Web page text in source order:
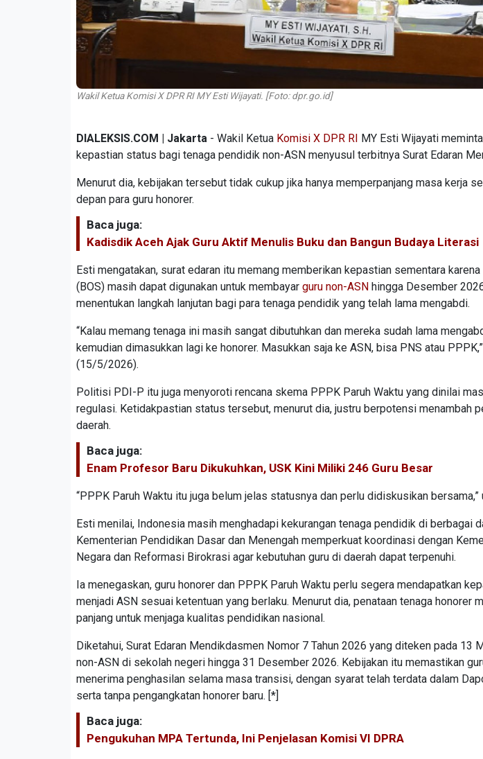
Wakil Ketua Komisi X DPR RI MY Esti Wijayati. [Foto: dpr.go.id]
DIALEKSIS.COM | Jakarta - Wakil Ketua Komisi X DPR RI MY Esti Wijayati
kepastian status bagi tenaga pendidik non-ASN menyusul terbitnya Surat Edaran
Menurut dia, kebijakan tersebut tidak cukup jika hanya memperpanjang masa kerja
depan para guru honorer.
Baca juga:
Kadisdik Aceh Ajak Guru Aktif Menulis Buku dan Bangun Budaya Literasi
Esti mengatakan, surat edaran itu memang memberikan kepastian sementara
(BOS) masih dapat digunakan untuk membayar guru non-ASN hingga Desember
menentukan langkah lanjutan bagi para tenaga pendidik yang telah lama mengabdi.
“Kalau memang tenaga ini masih sangat dibutuhkan dan mereka sudah lama
kemudian dimasukkan lagi ke honorer. Masukkan saja ke ASN, bisa PNS atau
(15/5/2026).
Politisi PDI-P itu juga menyoroti rencana skema PPPK Paruh Waktu yang dinilai
regulasi. Ketidakpastian status tersebut, menurut dia, justru berpotensi menambah
daerah.
Baca juga:
Enam Profesor Baru Dikukuhkan, USK Kini Miliki 246 Guru Besar
“PPPK Paruh Waktu itu juga belum jelas statusnya dan perlu didiskusikan bersama,”
Esti menilai, Indonesia masih menghadapi kekurangan tenaga pendidik di berbagai
Kementerian Pendidikan Dasar dan Menengah memperkuat koordinasi dengan
Negara dan Reformasi Birokrasi agar kebutuhan guru di daerah dapat terpenuhi.
Ia menegaskan, guru honorer dan PPPK Paruh Waktu perlu segera mendapatkan
menjadi ASN sesuai ketentuan yang berlaku. Menurut dia, penataan tenaga honorer
panjang untuk menjaga kualitas pendidikan nasional.
Diketahui, Surat Edaran Mendikdasmen Nomor 7 Tahun 2026 yang diteken pada 13
non-ASN di sekolah negeri hingga 31 Desember 2026. Kebijakan itu memastikan
menerima penghasilan selama masa transisi, dengan syarat telah terdata dalam
serta tanpa pengangkatan honorer baru. [*]
Baca juga:
Pengukuhan MPA Tertunda, Ini Penjelasan Komisi VI DPRA